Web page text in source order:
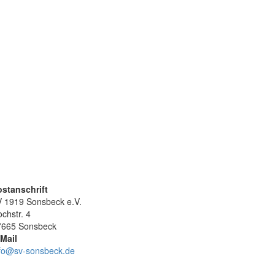
1919 Sonsbeck e.V.
4
Sonsbeck
sonsbeck.de